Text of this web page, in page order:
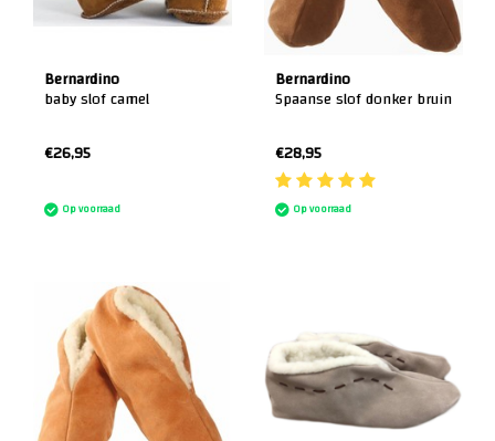
Bernardino
baby slof camel
€26,95
Op voorraad
Bernardino
Spaanse slof donker bruin
€28,95
Op voorraad